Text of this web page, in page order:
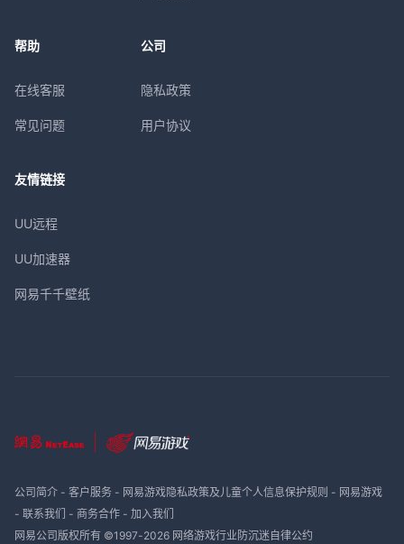
帮助
在线客服
常见问题
公司
隐私政策
用户协议
友情链接
UU远程
UU加速器
网易千千壁纸
公司简介- 客户服务- 网易游戏隐私政策及儿童个人信息保护规则 - 网易游戏
- 联系我们 - 商务合作- 加入我们
网易公司版权所有 ©1997-2026 网络游戏行业防沉迷自律公约